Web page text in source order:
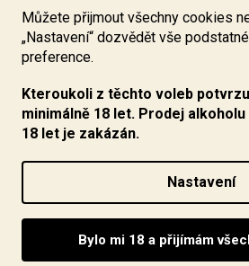
Můžete přijmout všechny cookies
„Nastavení“ dozvědět vše
preference.
Kteroukoli z těchto voleb
minimálně 18 let. Prodej
18 let je zakázán.
Nastavení
ZÁKAZ PRODEJE ALKOHOLU OSOBÁM
mírou i když pijete s Mírou.
Copyright 2026
vyhrazena.Upravit